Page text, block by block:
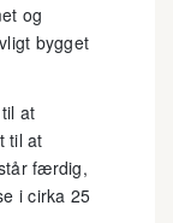
og
bygget
at
til at
færdig,
i cirka 25